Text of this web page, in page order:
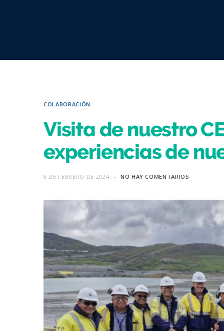
COLABORACIÓN
Visita de nuestro
experiencias de
8 DE FEBRERO DE 2024 NO HAY COMENTARIOS